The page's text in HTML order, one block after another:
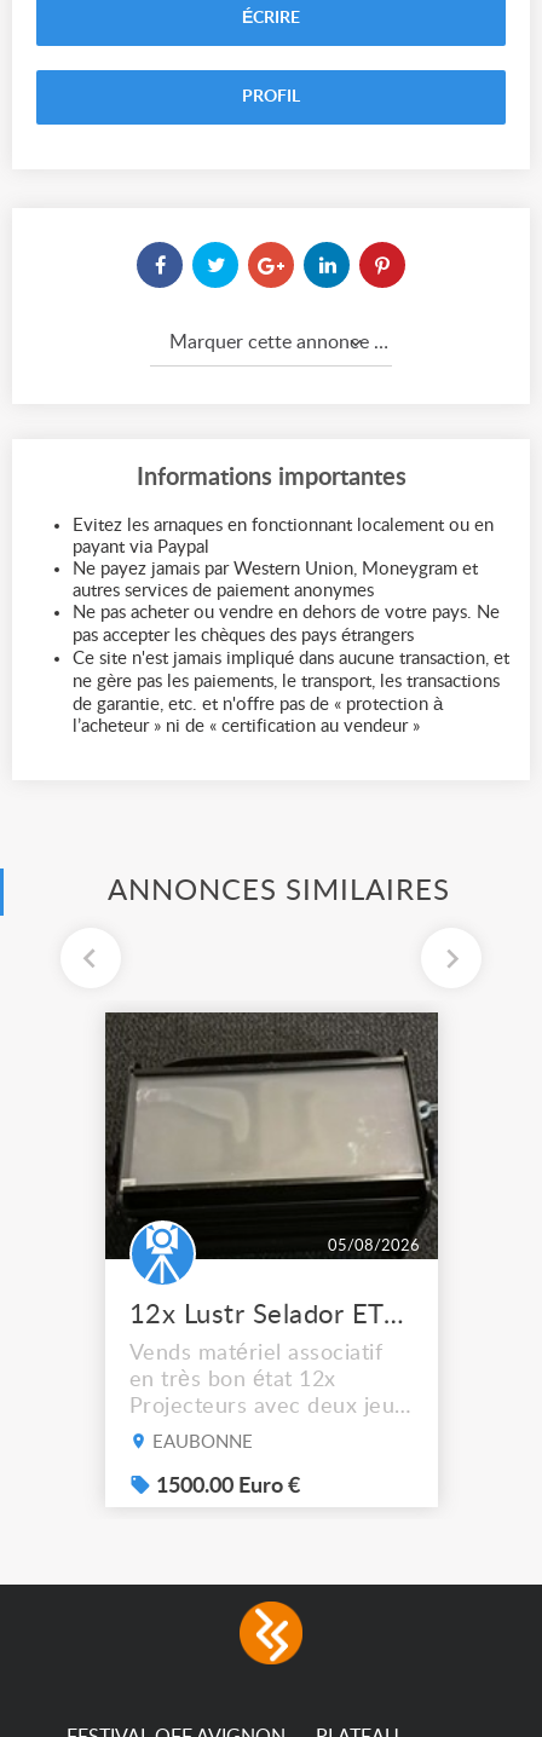
ÉCRIRE
PROFIL
Marquer cette annonce comme...
Informations importantes
Evitez les arnaques en fonctionnant localement ou en
payant via Paypal
Ne payez jamais par Western Union, Moneygram et
autres services de paiement anonymes
Ne pas acheter ou vendre en dehors de votre pays. Ne
pas accepter les chèques des pays étrangers
Ce site n'est jamais impliqué dans aucune transaction, et
ne gère pas les paiements, le transport, les transactions
de garantie, etc. et n'offre pas de « protection à
l’acheteur » ni de « certification au vendeur »
ANNONCES SIMILAIRES
05/08/2026
12x Lustr Selador ETC Led 7x colors filtres
Vends matériel associatif
en très bon état 12x
Projecteurs avec deux jeux
de filtre filtre Lustr Selador
system – seven colour
LEDs providing the
with low power
consumption The
EAUBONNE
1500.00 Euro €